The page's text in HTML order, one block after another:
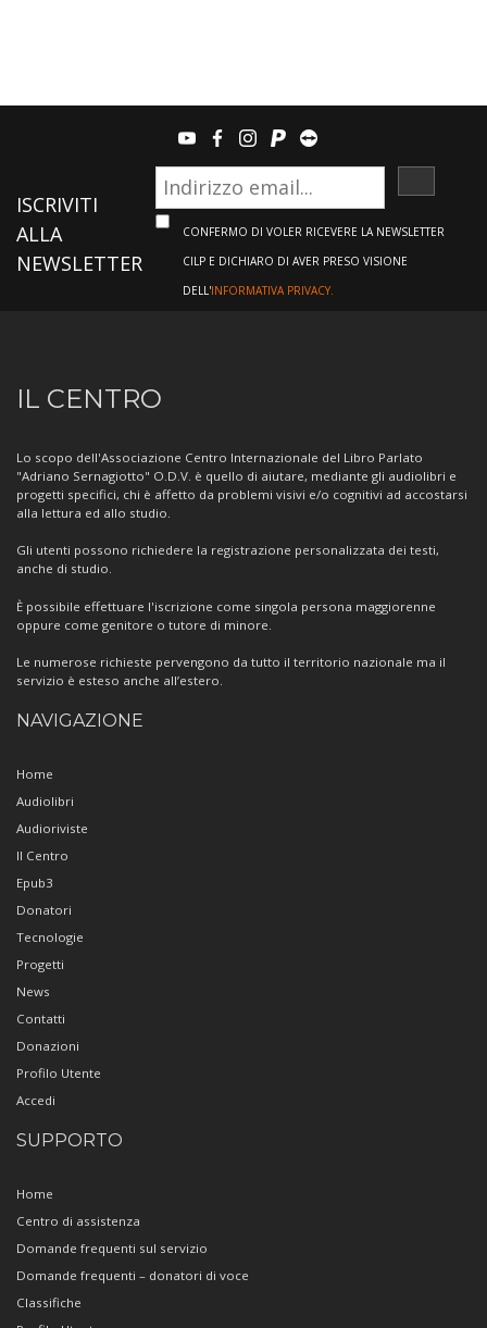
youtubefacebook
instagram
paypalteamviewer
ISCRIVITI
ALLA
NEWSLETTER
CONFERMO DI VOLER RICEVERE LA NEWSLETTER
CILP E DICHIARO DI AVER PRESO VISIONE
DELL'INFORMATIVA PRIVACY.
Informazioni
sul
Centro
IL CENTRO
Lo scopo dell'Associazione Centro Internazionale del Libro Parlato
"Adriano Sernagiotto" O.D.V. è quello di aiutare, mediante gli audiolibri e
progetti specifici, chi è affetto da problemi visivi e/o cognitivi ad accostarsi
alla lettura ed allo studio.
Gli utenti possono richiedere la registrazione personalizzata dei testi,
anche di studio.
È possibile effettuare l'iscrizione come singola persona maggiorenne
oppure come genitore o tutore di minore.
Le numerose richieste pervengono da tutto il territorio nazionale ma il
servizio è esteso anche all’estero.
NAVIGAZIONE
Home
Audiolibri
Audioriviste
Il Centro
Epub3
Donatori
Tecnologie
Progetti
News
Contatti
Donazioni
Profilo Utente
Accedi
SUPPORTO
Home
Centro di assistenza
Domande frequenti sul servizio
Domande frequenti – donatori di voce
Classifiche